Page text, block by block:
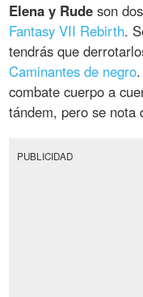
Elena y Rude son
Fantasy VII Rebirth.
tendrás que
Caminantes de negro
combate cuerpo a
tándem, pero se nota
PUBLICIDAD